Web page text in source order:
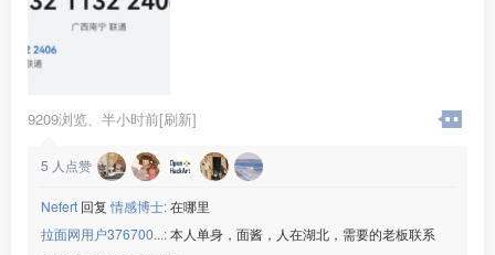
9209浏览、 半小时前[刷新]
5 人点赞
Nefert 回复情感博士:在哪里
拉面网用户376700...:本人单身，面酱，人在湖北，需要的老板联系